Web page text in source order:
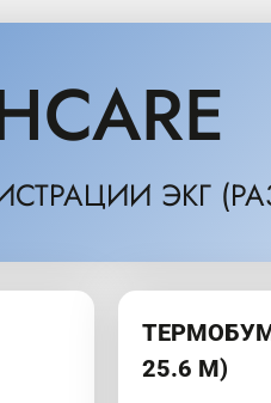
ЭКГ
25.6 М)